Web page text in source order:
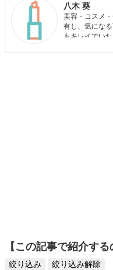
ています。
八木 葵
美容・コスメ
有し、気にな
もキレイでい
【この記事で紹介する
絞り込み
絞り込み解除